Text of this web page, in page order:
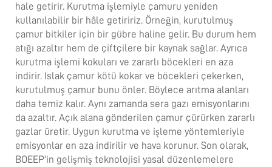
hale getirir. Kurutma işlemiyle çamuru yeniden
kullanılabilir bir hâle getiririz. Örneğin, kurutulmuş
çamur bitkiler için bir gübre haline gelir. Bu durum hem
atığı azaltır hem de çiftçilere bir kaynak sağlar. Ayrıca
kurutma işlemi kokuları ve zararlı böcekleri en aza
indirir. Islak çamur kötü kokar ve böcekleri çekerken,
kurutulmuş çamur bunu önler. Böylece arıtma alanları
daha temiz kalır. Aynı zamanda sera gazı emisyonlarını
da azaltır. Açık alana gönderilen çamur çürürken zararlı
gazlar üretir. Uygun kurutma ve işleme yöntemleriyle
emisyonlar en aza indirilir ve hava korunur. Son olarak,
BOEEP’in gelişmiş teknolojisi yasal düzenlemelere